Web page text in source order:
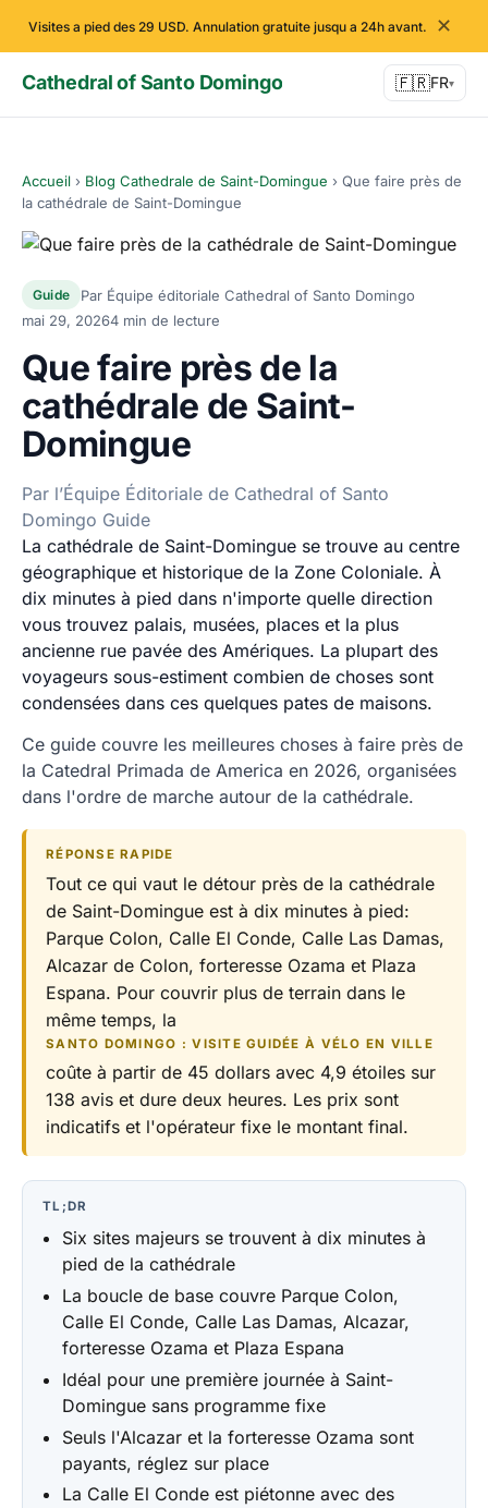
Visites a pied des 29 USD. Annulation gratuite jusqu a 24h avant. ✕
Cathedral of Santo Domingo 🇫🇷FR▾
Accueil › Blog Cathedrale de Saint-Domingue › Que faire près de
la cathédrale de Saint-Domingue
Guide
Par Équipe éditoriale Cathedral of Santo Domingo
mai 29, 20264 min de lecture
Que faire près de la
cathédrale de Saint-
Domingue
Par l’Équipe Éditoriale de Cathedral of Santo
Domingo Guide
La cathédrale de Saint-Domingue se trouve au centre
géographique et historique de la Zone Coloniale. À
dix minutes à pied dans n'importe quelle direction
vous trouvez palais, musées, places et la plus
ancienne rue pavée des Amériques. La plupart des
voyageurs sous-estiment combien de choses sont
condensées dans ces quelques pates de maisons.
Ce guide couvre les meilleures choses à faire près de
la Catedral Primada de America en 2026, organisées
dans l'ordre de marche autour de la cathédrale.
RÉPONSE RAPIDE
Tout ce qui vaut le détour près de la cathédrale
de Saint-Domingue est à dix minutes à pied:
Parque Colon, Calle El Conde, Calle Las Damas,
Alcazar de Colon, forteresse Ozama et Plaza
Espana. Pour couvrir plus de terrain dans le
même temps, la
SANTO DOMINGO : VISITE GUIDÉE À VÉLO EN VILLE
coûte à partir de 45 dollars avec 4,9 étoiles sur
138 avis et dure deux heures. Les prix sont
indicatifs et l'opérateur fixe le montant final.
TL;DR
Six sites majeurs se trouvent à dix minutes à
pied de la cathédrale
La boucle de base couvre Parque Colon,
Calle El Conde, Calle Las Damas, Alcazar,
forteresse Ozama et Plaza Espana
Idéal pour une première journée à Saint-
Domingue sans programme fixe
Seuls l'Alcazar et la forteresse Ozama sont
payants, réglez sur place
La Calle El Conde est piétonne avec des